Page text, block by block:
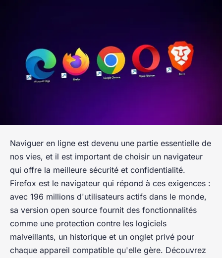
Naviguer en ligne est devenu une partie essentielle de
nos vies, et il est important de choisir un navigateur
qui offre la meilleure sécurité et confidentialité.
Firefox est le navigateur qui répond à ces exigences :
avec 196 millions d'utilisateurs actifs dans le monde,
sa version open source fournit des fonctionnalités
comme une protection contre les logiciels
malveillants, un historique et un onglet privé pour
chaque appareil compatible qu'elle gère. Découvrez